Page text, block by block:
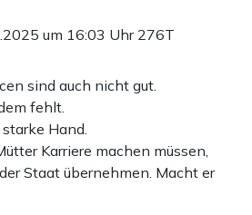
um 16:03 Uhr 276T
sind auch nicht gut.
fehlt.
Hand.
Karriere machen müssen,
Staat übernehmen. Macht er